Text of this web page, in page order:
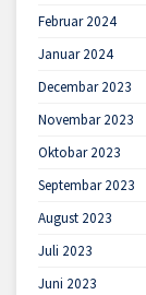
Februar 2024
Januar 2024
Decembar 2023
Novembar 2023
Oktobar 2023
Septembar 2023
August 2023
Juli 2023
Juni 2023